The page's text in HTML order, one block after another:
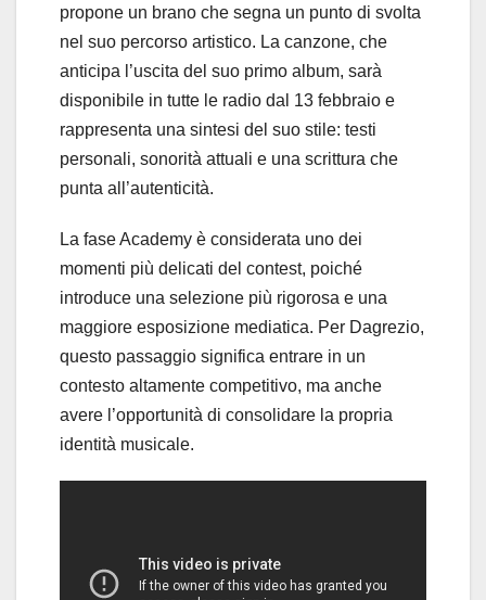
propone un brano che segna un punto di svolta
nel suo percorso artistico. La canzone, che
anticipa l’uscita del suo primo album, sarà
disponibile in tutte le radio dal 13 febbraio e
rappresenta una sintesi del suo stile: testi
personali, sonorità attuali e una scrittura che
punta all’autenticità.
La fase Academy è considerata uno dei
momenti più delicati del contest, poiché
introduce una selezione più rigorosa e una
maggiore esposizione mediatica. Per Dagrezio,
questo passaggio significa entrare in un
contesto altamente competitivo, ma anche
avere l’opportunità di consolidare la propria
identità musicale.